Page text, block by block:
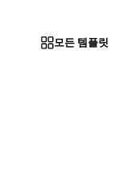
모든 템플릿